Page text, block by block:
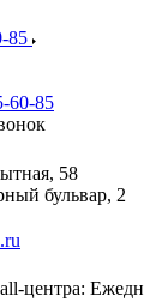
85
60-85
58
бульвар, 2
центра: